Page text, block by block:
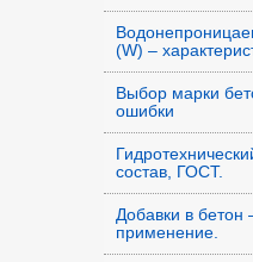
(W) –
Выбор марки
ошибки
состав, ГОСТ.
Добавки в бетон
применение.